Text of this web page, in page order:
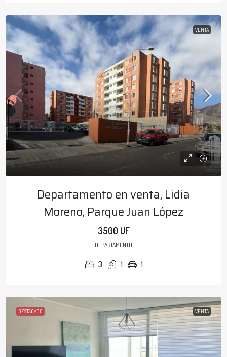
VENTA
Departamento en venta, Lidia
Moreno, Parque Juan López
3500 UF
DEPARTAMENTO
3 1 1
DESTACADO VENTA